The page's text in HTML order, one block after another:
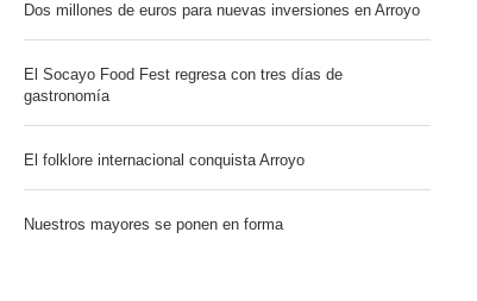
Dos millones de euros para nuevas inversiones en Arroyo
El Socayo Food Fest regresa con tres días de
gastronomía
El folklore internacional conquista Arroyo
Nuestros mayores se ponen en forma